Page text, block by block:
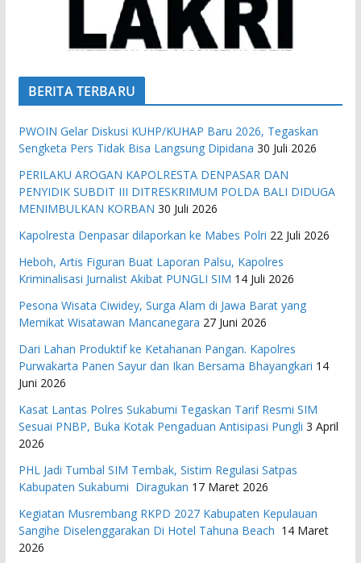
BERITA TERBARU
PWOIN Gelar Diskusi KUHP/KUHAP Baru 2026, Tegaskan
Sengketa Pers Tidak Bisa Langsung Dipidana 30 Juli 2026
PERILAKU AROGAN KAPOLRESTA DENPASAR DAN
PENYIDIK SUBDIT III DITRESKRIMUM POLDA BALI DIDUGA
MENIMBULKAN KORBAN 30 Juli 2026
Kapolresta Denpasar dilaporkan ke Mabes Polri 22 Juli 2026
Heboh, Artis Figuran Buat Laporan Palsu, Kapolres
Kriminalisasi Jurnalist Akibat PUNGLI SIM 14 Juli 2026
Pesona Wisata Ciwidey, Surga Alam di Jawa Barat yang
Memikat Wisatawan Mancanegara 27 Juni 2026
Dari Lahan Produktif ke Ketahanan Pangan. Kapolres
Purwakarta Panen Sayur dan Ikan Bersama Bhayangkari 14
Juni 2026
Kasat Lantas Polres Sukabumi Tegaskan Tarif Resmi SIM
Sesuai PNBP, Buka Kotak Pengaduan Antisipasi Pungli 3 April
2026
PHL Jadi Tumbal SIM Tembak, Sistim Regulasi Satpas
Kabupaten Sukabumi Diragukan 17 Maret 2026
Kegiatan Musrembang RKPD 2027 ​Kabupaten Kepulauan
Sangihe Diselenggarakan Di Hotel Tahuna Beach 14 Maret
2026